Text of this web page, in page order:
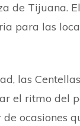
de Tijuana.
para las
las
el ritmo del
ocasiones